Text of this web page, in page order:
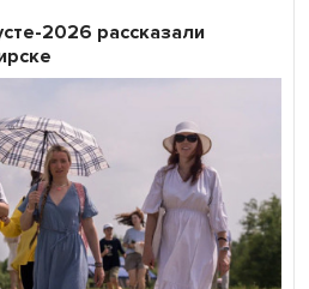
2026 рассказали